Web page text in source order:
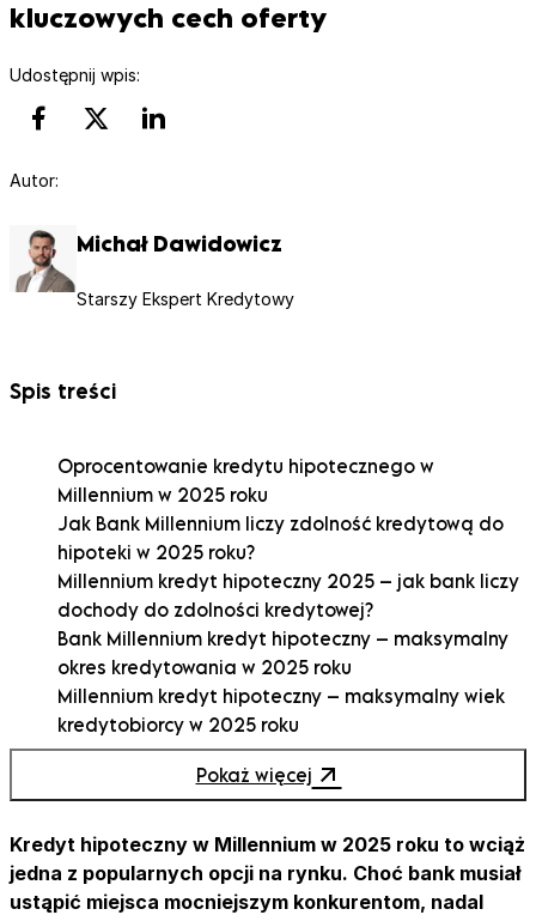
kluczowych cech oferty
Udostępnij wpis:
Autor:
Michał Dawidowicz
Starszy Ekspert Kredytowy
Spis treści
Oprocentowanie kredytu hipotecznego w
Millennium w 2025 roku
Jak Bank Millennium liczy zdolność kredytową do
hipoteki w 2025 roku?
Millennium kredyt hipoteczny 2025 – jak bank liczy
dochody do zdolności kredytowej?
Bank Millennium kredyt hipoteczny – maksymalny
okres kredytowania w 2025 roku
Millennium kredyt hipoteczny – maksymalny wiek
kredytobiorcy w 2025 roku
Millennium kredyt hipoteczny – wkład własny w
Millennium w 2025 roku
Wycena nieruchomości do kredytu hipotecznego w
Millennium w 2025 roku
Pokaż więcej
Kredyt hipoteczny w Millennium w 2025 roku to wciąż
jedna z popularnych opcji na rynku. Choć bank musiał
ustąpić miejsca mocniejszym konkurentom, nadal